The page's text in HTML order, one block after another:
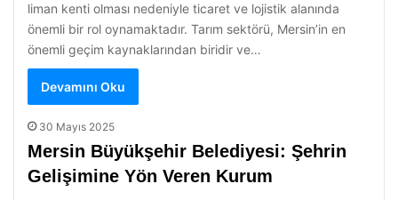
liman kenti olması nedeniyle ticaret ve lojistik alanında
önemli bir rol oynamaktadır. Tarım sektörü, Mersin’in en
önemli geçim kaynaklarından biridir ve…
Devamını Oku
30 Mayıs 2025
Mersin Büyükşehir Belediyesi: Şehrin
Gelişimine Yön Veren Kurum